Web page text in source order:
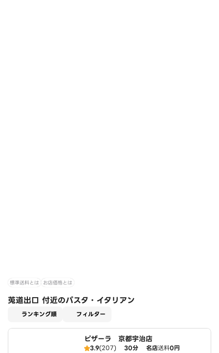
標準送料とは お店価格とは
莵道出口 付近のパスタ・イタリアン
ランキング順 フィルター
ピザーラ 京都宇治店
3.9(207) 30分 名店送料0円